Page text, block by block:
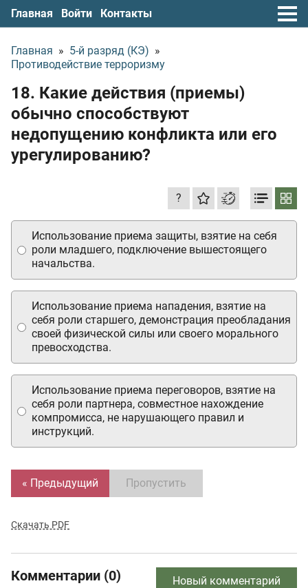
Главная Войти Контакты
Главная » 5-й разряд (КЭ) »
Противодействие терроризму
18. Какие действия (приемы)
обычно способствуют
недопущению конфликта или его
урегулированию?
?
Использование приема защиты, взятие на себя
роли младшего, подключение вышестоящего
начальства.
Использование приема нападения, взятие на
себя роли старшего, демонстрация преобладания
своей физической силы или своего морального
превосходства.
Использование приема переговоров, взятие на
себя роли партнера, совместное нахождение
компромисса, не нарушающего правил и
инструкций.
« Предыдущий Пропустить
Скачать PDF
Комментарии (0) Новый комментарий